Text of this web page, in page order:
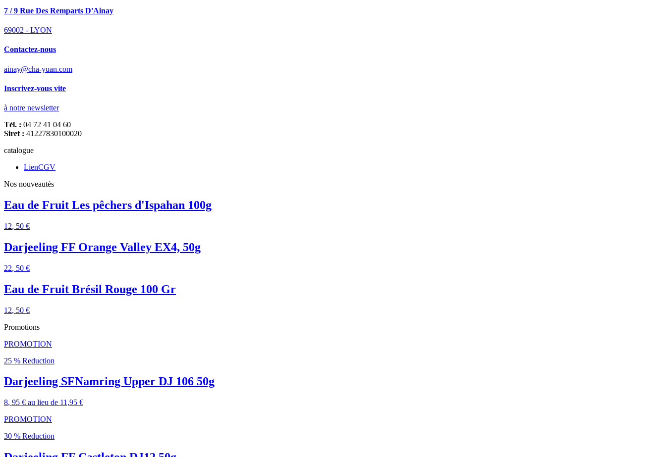
7 / 9 Rue Des Remparts D'Ainay
69002 - LYON
Contactez-nous
ainay@cha-yuan.com
Inscrivez-vous vite
à notre newsletter
Tél. : 04 72 41 04 60
Siret : 41227830100020
catalogue
LienCGV
Nos nouveautés
Eau de Fruit Les pêchers d'Ispahan 100g
12, 50 €
Darjeeling FF Orange Valley EX4, 50g
22, 50 €
Eau de Fruit Brésil Rouge 100 Gr
12, 50 €
Promotions
PROMOTION
25 % Reduction
Darjeeling SFNamring Upper DJ 106 50g
8, 95 € au lieu de 11,95 €
PROMOTION
30 % Reduction